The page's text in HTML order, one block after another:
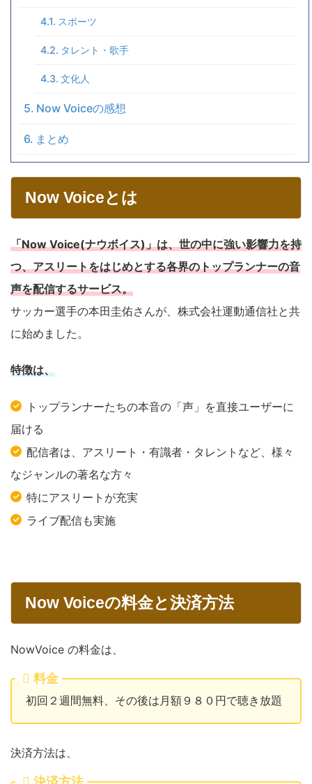
スポーツ
タレント・歌手
文化人
Now Voiceの感想
まとめ
Now Voiceとは
「Now Voice(ナウボイス)」は、世の中に強い影響力を持
つ、アスリートをはじめとする各界のトップランナーの音
声を配信するサービス。
サッカー選手の本田圭佑さんが、株式会社運動通信社と共
に始めました。
特徴は、
トップランナーたちの本音の「声」を直接ユーザーに
届ける
配信者は、アスリート・有識者・タレントなど、様々
なジャンルの著名な方々
特にアスリートが充実
ライブ配信も実施
Now Voiceの料金と決済方法
NowVoice の料金は、
料金
初回２週間無料、その後は月額９８０円で聴き放題
決済方法は、